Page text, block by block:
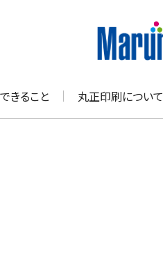
きること 丸正印刷について